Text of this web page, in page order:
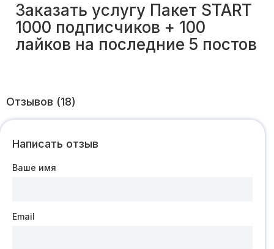
Заказать услугу Пакет START
1000 подписчиков + 100
лайков на последние 5 постов
Отзывов (18)
Написать отзыв
Ваше имя
Email